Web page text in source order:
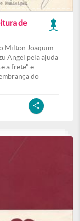
de
Milton Joaquim
Angel pela ajuda
a frete" e
do